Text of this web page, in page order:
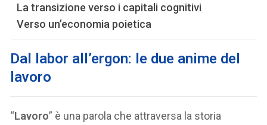
La transizione verso i capitali cognitivi
Verso un’economia poietica
Dal labor all’ergon: le due anime del
lavoro
“Lavoro” è una parola che attraversa la storia